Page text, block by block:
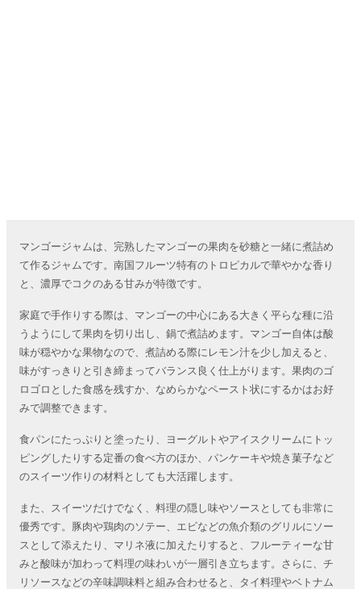
マンゴージャムは、完熟したマンゴーの果肉を砂糖と一緒に煮詰め
て作るジャムです。南国フルーツ特有のトロピカルで華やかな香り
と、濃厚でコクのある甘みが特徴です。
家庭で手作りする際は、マンゴーの中心にある大きく平らな種に沿
うようにして果肉を切り出し、鍋で煮詰めます。マンゴー自体は酸
味が穏やかな果物なので、煮詰める際にレモン汁を少し加えると、
味がすっきりと引き締まってバランス良く仕上がります。果肉のゴ
ロゴロとした食感を残すか、なめらかなペースト状にするかはお好
みで調整できます。
食パンにたっぷりと塗ったり、ヨーグルトやアイスクリームにトッ
ピングしたりする定番の食べ方のほか、パンケーキや焼き菓子など
のスイーツ作りの材料としても大活躍します。
また、スイーツだけでなく、料理の隠し味やソースとしても非常に
優秀です。豚肉や鶏肉のソテー、エビなどの魚介類のグリルにソー
スとして添えたり、マリネ液に加えたりすると、フルーティーな甘
みと酸味が加わって料理の味わいが一層引き立ちます。さらに、チ
リソースなどの辛味調味料と組み合わせると、タイ料理やベトナム